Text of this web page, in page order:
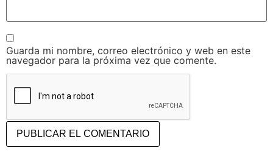
Guarda mi nombre, correo electrónico y web en este
navegador para la próxima vez que comente.